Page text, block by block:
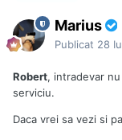
Marius
Publicat 28
Robert, intradevar
serviciu.
Daca vrei sa vezi si